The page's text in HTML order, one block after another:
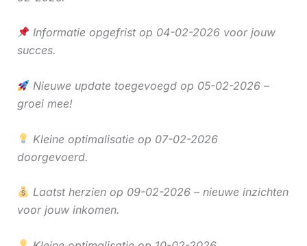
Informatie opgefrist op 04-02-2026 voor jouw
succes.
Nieuwe update toegevoegd op 05-02-2026 –
groei mee!
Kleine optimalisatie op 07-02-2026
doorgevoerd.
Laatst herzien op 09-02-2026 – nieuwe inzichten
voor jouw inkomen.